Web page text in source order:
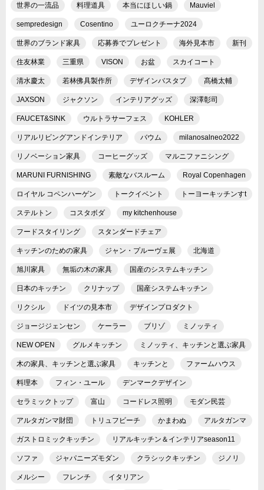
世界の一流品 料理道具 本当にほしい鍋 Mauviel
sempredesign Cosentino ユーロクチーナ2024
世界のブランド家具 応募券でプレゼント 海外見本市 新刊
住友林業 三重県 VISON お盆 スカイコート
清水慶太 若林佛具製作所 デザインバスタブ 髙橋太輔
JAXSON ジャクソン インテリアグッズ 深澤彰司
FAUCET&SINK ウルトラサーフェス KOHLER
リアルリビングアンドインテリア バウム milanosalneo2022
リノベーション家具 コーヒーグッズ マルニファニシング
MARUNI FURNISHING 素敵なバスルーム Royal Copenhagen
ロイヤル コペンハーゲン トークイベント トーヨーキッチンすt
ステルトン コスタボダ my kitchenhouse
フードスタイリング スタンダードチェア
キッチンのための家具 ジャン・プルーヴェ展 北海道
旭川家具 無垢の木の家具 国産のシステムキッチン
日本のキッチン クリナップ 国産システムキッチン
リクシル ドイツの見本市 デザインプロダクト
ジョージジェンセン ケーラー ブリゾ ミノッティ
NEW OPEN グルメキッチン ミノッティ、キッチンと選ぶ家具
木の家具、キッチンと選ぶ家具 キッチンと ファームハウス
料理本 フィン・ユール デンマークデザイン
セラミックトップ 富山 コードレス照明 モダン民芸
アルタガンマ財団 トリュフビーチ かまわぬ アルタガンマ
ガストロミックキッチン リアルキッチン＆インテリアseason11
ソファ ジャパニーズモダン クラシックキッチン ジノリ
メルシー フレンチ イタリアン